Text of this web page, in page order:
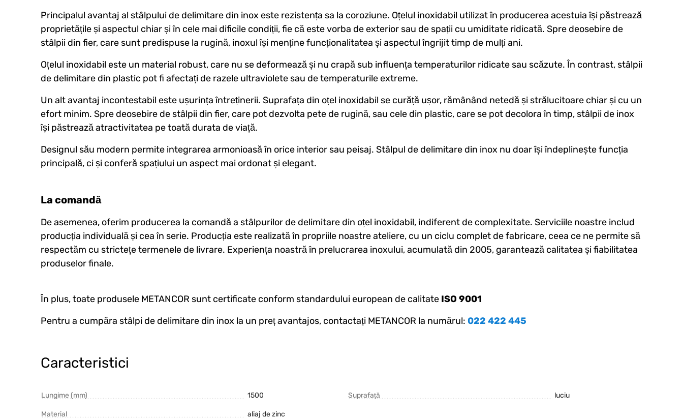
Principalul avantaj al stâlpului de delimitare din inox este rezistența sa la coroziune. Oțelul inoxidabil utilizat în producerea acestuia își păstrează
proprietățile și aspectul chiar și în cele mai dificile condiții, fie că este vorba de exterior sau de spații cu umiditate ridicată. Spre deosebire de
stâlpii din fier, care sunt predispuse la rugină, inoxul își menține funcționalitatea și aspectul îngrijit timp de mulți ani.
Oțelul inoxidabil este un material robust, care nu se deformează și nu crapă sub influența temperaturilor ridicate sau scăzute. În contrast, stâlpii
de delimitare din plastic pot fi afectați de razele ultraviolete sau de temperaturile extreme.
Un alt avantaj incontestabil este ușurința întreținerii. Suprafața din oțel inoxidabil se curăță ușor, rămânând netedă și strălucitoare chiar și cu un
efort minim. Spre deosebire de stâlpii din fier, care pot dezvolta pete de rugină, sau cele din plastic, care se pot decolora în timp, stâlpii de inox
își păstrează atractivitatea pe toată durata de viață.
Designul său modern permite integrarea armonioasă în orice interior sau peisaj. Stâlpul de delimitare din inox nu doar își îndeplinește funcția
principală, ci și conferă spațiului un aspect mai ordonat și elegant.
La comandă
De asemenea, oferim producerea la comandă a stâlpurilor de delimitare din oțel inoxidabil, indiferent de complexitate. Serviciile noastre includ
producția individuală și cea în serie. Producția este realizată în propriile noastre ateliere, cu un ciclu complet de fabricare, ceea ce ne permite să
respectăm cu strictețe termenele de livrare. Experiența noastră în prelucrarea inoxului, acumulată din 2005, garantează calitatea și fiabilitatea
produselor finale.
În plus, toate produsele METANCOR sunt certificate conform standardului european de calitate ISO 9001
Pentru a cumpăra stâlpi de delimitare din inox la un preț avantajos, contactați METANCOR la numărul: 022 422 445
Caracteristici
Lungime (mm) 1500
Material aliaj de zinc
Suprafață luciu